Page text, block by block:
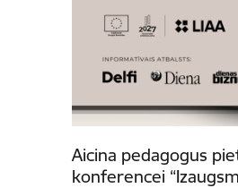
Aicina pedagogus
konferencei